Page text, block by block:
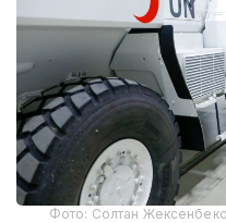
Фото: Солтан